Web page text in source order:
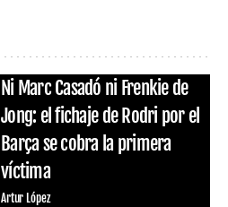
Ni Marc Casadó ni Frenkie de
Jong: el fichaje de Rodri por el
Barça se cobra la primera
víctima
Artur López